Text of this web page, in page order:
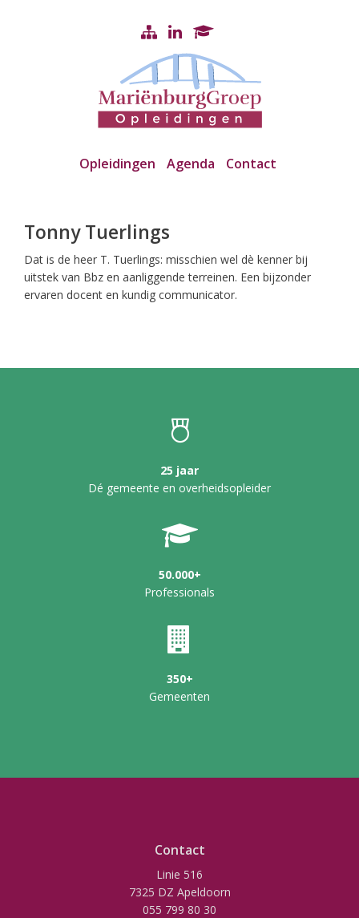
Opleidingen Agenda Contact
Tonny Tuerlings
Dat is de heer T. Tuerlings: misschien wel dè kenner bij
uitstek van Bbz en aanliggende terreinen. Een bijzonder
ervaren docent en kundig communicator.
25 jaar
Dé gemeente en overheidsopleider
50.000+
Professionals
350+
Gemeenten
Contact
Linie 516
7325 DZ Apeldoorn
055 799 80 30